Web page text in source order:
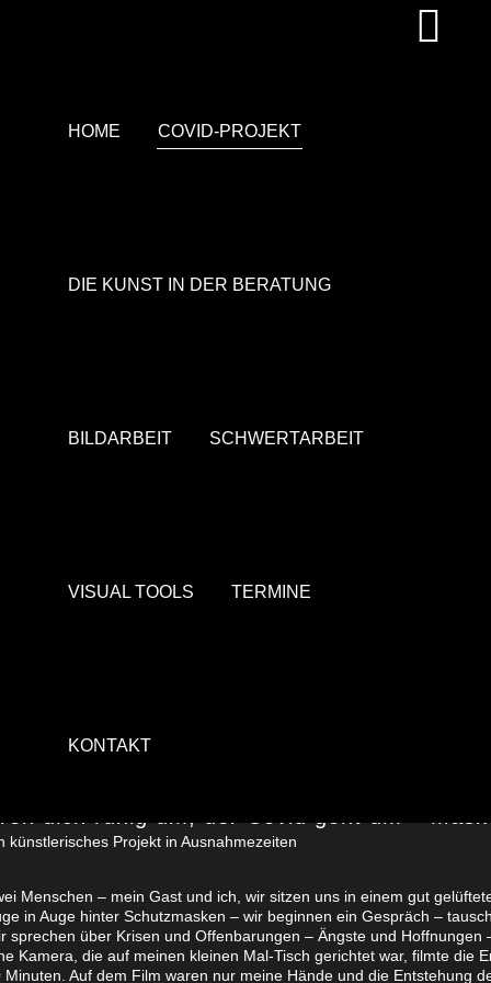
HOME COVID-PROJEKT
DIE KUNST IN DER BERATUNG
BILDARBEIT SCHWERTARBEIT
VISUAL TOOLS TERMINE
KONTAKT
künstlerisches Projekt in Ausnahmezeiten
Menschen – mein Gast und ich, wir sitzen uns in einem gut
in Auge hinter Schutzmasken – wir beginnen ein Gespräch –
sprechen über Krisen und Offenbarungen – Ängste und
Kamera, die auf meinen kleinen Mal-Tisch gerichtet war, filmte die
Minuten. Auf dem Film waren nur meine Hände und die Entstehung